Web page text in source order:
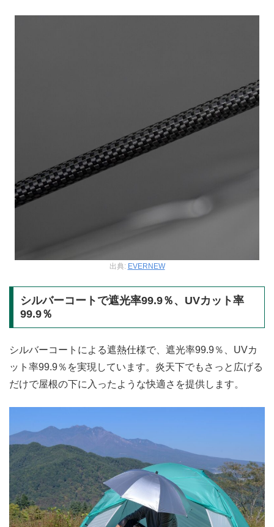
出典: EVERNEW
シルバーコートで遮光率99.9％、UVカット率
99.9％
シルバーコートによる遮熱仕様で、遮光率99.9％、UVカ
ット率99.9％を実現しています。炎天下でもさっと広げる
だけで屋根の下に入ったような快適さを提供します。